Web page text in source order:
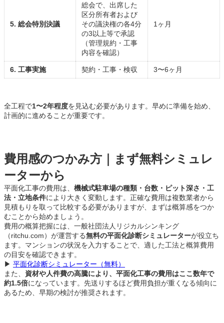
5. 総会特別決議
総会で、出席した
区分所有者および
その議決権の各4分
の3以上等で承認
（管理規約・工事
内容を確認）
1ヶ月
6. 工事実施 契約・工事・検収 3〜6ヶ月
全工程で1〜2年程度を見込む必要があります。早めに準備を始め、
計画的に進めることが重要です。
費用感のつかみ方｜まず無料シミュレ
ーターから
平面化工事の費用は、 機械式駐車場の種類・台数・ピット深さ・工
法・立地条件により大きく変動します。正確な費用は複数業者から
見積もりを取って比較する必要がありますが、まずは概算感をつか
むことから始めましょう。
費用の概算把握には、一般社団法人リジカルシンキング
（ritchu.com）が運営する無料の平面化診断シミュレーターが役立ち
ます。マンションの状況を入力することで、適した工法と概算費用
の目安を確認できます。
▶ 平面化診断シミュレーター（無料）
また、 資材や人件費の高騰により、平面化工事の費用はここ数年で
約1.5倍になっています。先送りするほど費用負担が重くなる傾向に
あるため、早期の検討が推奨されます。